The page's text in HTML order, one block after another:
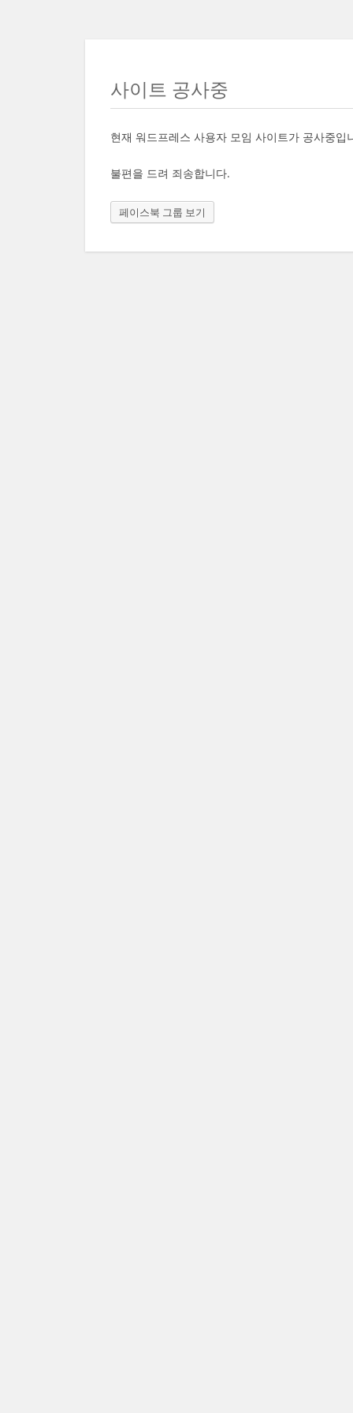
사이트 공사중
현재 워드프레스 사용자 모임 사이트가 공사중입
불편을 드려 죄송합니다.
페이스북 그룹 보기